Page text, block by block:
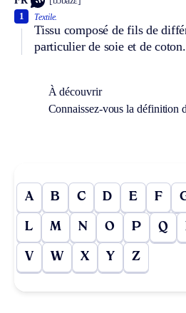
Textile.
Tissu composé de fils de
particulier de soie et de coton.
1
À découvrir
Connaissez-vous la définition
A B C D E F
L M N O P Q
V W X Y Z